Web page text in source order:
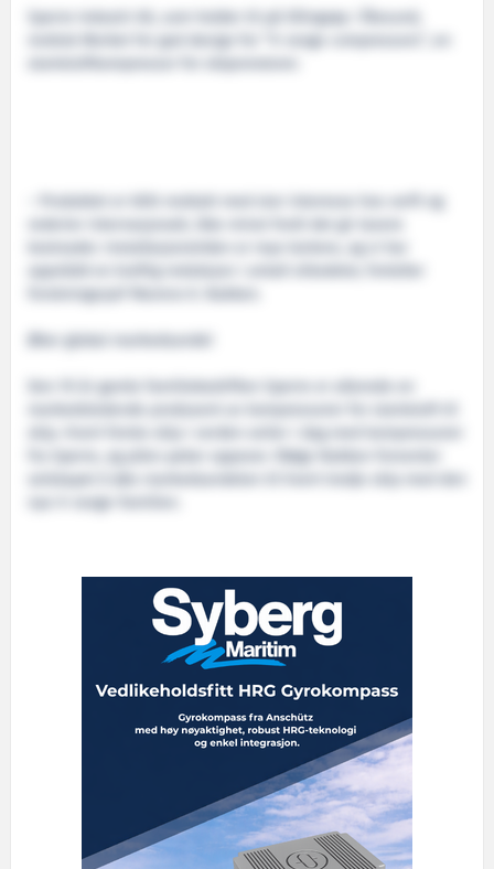
Sperre Industri AS, som holder til på Ellingsøy i Ålesund,
mottok Merket for god design for ”X-range compressors”, en
– Produktet er blitt mottatt med stor interesse hos verft og
kostnader. Installasjonstiden er mye kortere, og vi har
oppnådd en kraftig reduksjon i antall slitedeler, forteller
forskningssjef Mareno K. Nakken.
Øker global markedsandel
Den 70 år gamle familiebedriften Sperre er allerede en
skip. Hvert femte skip i verden seiler i dag med kompressorer
fra Sperre, og pilen peker oppover. Ifølge Nakken forventer
selskapet å øke markedsandelen til hvert tredje skip med den
nye X-range-familien.